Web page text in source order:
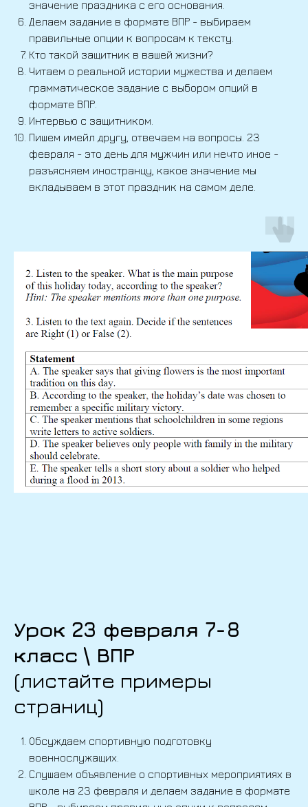
значение праздника с его основания.
Делаем задание в формате ВПР - выбираем
правильные опции к вопросам к тексту.
Кто такой защитник в вашей жизни?
Читаем о реальной истории мужества и делаем
грамматическое задание с выбором опций в
формате ВПР.
Интервью с защитником.
Пишем имейл другу, отвечаем на вопросы. 23
февраля - это день для мужчин или нечто иное -
разъясняем иностранцу, какое значение мы
вкладываем в этот праздник на самом деле.
Урок 23 февраля 7-8
класс \ ВПР
(листайте примеры
страниц)
Обсуждаем спортивную подготовку
военнослужащих.
Слушаем объявление о спортивных мероприятиях в
школе на 23 февраля и делаем задание в формате